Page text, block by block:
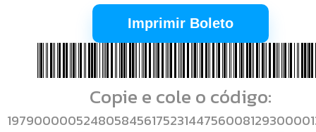
Imprimir Boleto
Copie e cole o código: